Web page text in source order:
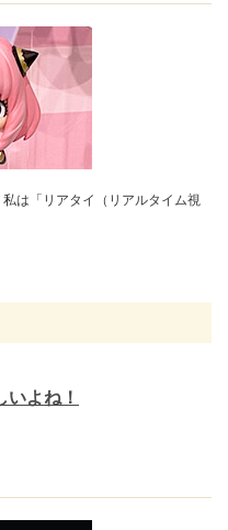
は「リアタイ（リアルタイム視
よね！